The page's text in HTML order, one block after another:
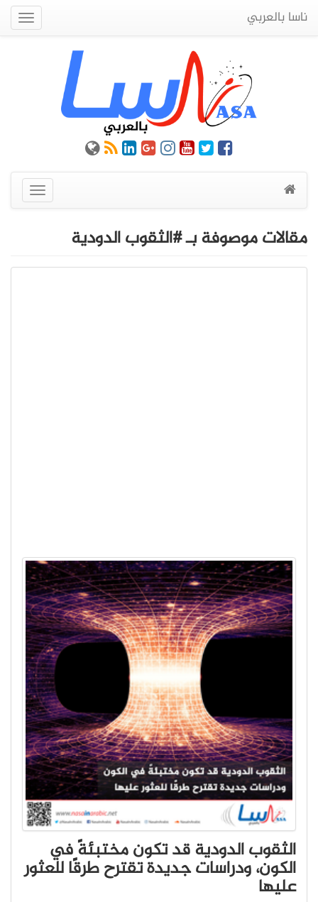
ناسا بالعربي
عرض
القائمة
مقالات موصوفة بـ #الثقوب الدودية
الثقوب الدودية قد تكون مختبئةً في
الكون، ودراسات جديدة تقترح طرقًا للعثور
عليها